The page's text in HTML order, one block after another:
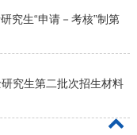
究生“申请－考核”制第
究生第二批次招生材料